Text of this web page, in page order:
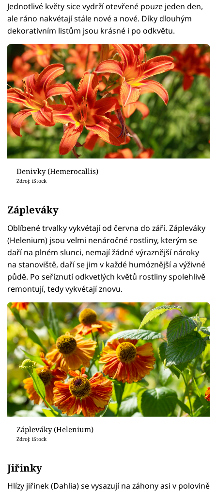
Jednotlivé květy sice vydrží otevřené pouze jeden den,
ale ráno nakvétají stále nové a nové. Díky dlouhým
dekorativním listům jsou krásné i po odkvětu.
Denivky (Hemerocallis)
Zdroj: iStock
Zápleváky
Oblíbené trvalky vykvétají od června do září. Zápleváky
(Helenium) jsou velmi nenáročné rostliny, kterým se
daří na plném slunci, nemají žádné výraznější nároky
na stanoviště, daří se jim v každé humóznější a výživné
půdě. Po seříznutí odkvetlých květů rostliny spolehlivě
remontují, tedy vykvétají znovu.
Zápleváky (Helenium)
Zdroj: iStock
Jiřinky
Hlízy jiřinek (Dahlia) se vysazují na záhony asi v polovině